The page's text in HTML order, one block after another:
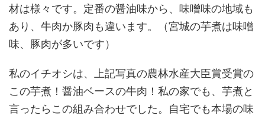
材は様々です。定番の醤油味から、味噌味の地域も
あり、牛肉か豚肉も違います。（宮城の芋煮は味噌
味、豚肉が多いです）
私のイチオシは、上記写真の農林水産大臣賞受賞の
この芋煮！醤油ベースの牛肉！私の家でも、芋煮と
言ったらこの組み合わせでした。自宅でも本場の味